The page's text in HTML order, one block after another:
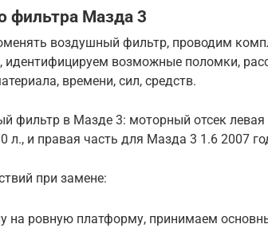
фильтра Мазда 3
воздушный фильтр, проводим
идентифицируем возможные поломки,
времени, сил, средств.
фильтр в Мазде 3: моторный отсек левая
л., и правая часть для Мазда 3 1.6 2007
при замене:
на ровную платформу, принимаем